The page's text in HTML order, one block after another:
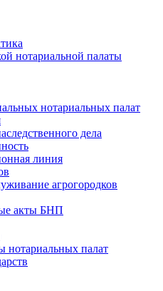
нотариальной палаты
нотариальных палат
дела
линия
агрогородков
акты БНП
нотариальных палат